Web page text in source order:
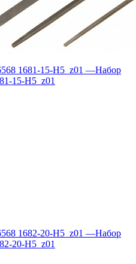
1681-15-H5_z01 —Набор
15-H5_z01
1682-20-H5_z01 —Набор
20-H5_z01